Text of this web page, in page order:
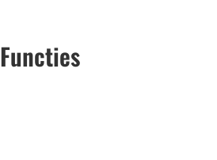
Functies